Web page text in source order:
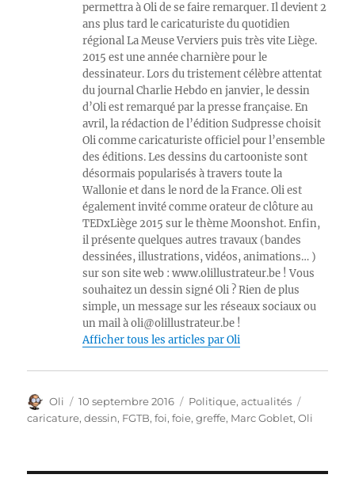
permettra à Oli de se faire remarquer. Il devient 2
ans plus tard le caricaturiste du quotidien
régional La Meuse Verviers puis très vite Liège.
2015 est une année charnière pour le
dessinateur. Lors du tristement célèbre attentat
du journal Charlie Hebdo en janvier, le dessin
d’Oli est remarqué par la presse française. En
avril, la rédaction de l’édition Sudpresse choisit
Oli comme caricaturiste officiel pour l’ensemble
des éditions. Les dessins du cartooniste sont
désormais popularisés à travers toute la
Wallonie et dans le nord de la France. Oli est
également invité comme orateur de clôture au
TEDxLiège 2015 sur le thème Moonshot. Enfin,
il présente quelques autres travaux (bandes
dessinées, illustrations, vidéos, animations… )
sur son site web : www.olillustrateur.be ! Vous
souhaitez un dessin signé Oli ? Rien de plus
simple, un message sur les réseaux sociaux ou
un mail à oli@olillustrateur.be !
Afficher tous les articles par Oli
Auteur
Oli
Publié
le
10 septembre 2016 Catégories
Politique, actualités
caricature,dessin, FGTB,foi,foie,greffe, Marc Goblet,Oli